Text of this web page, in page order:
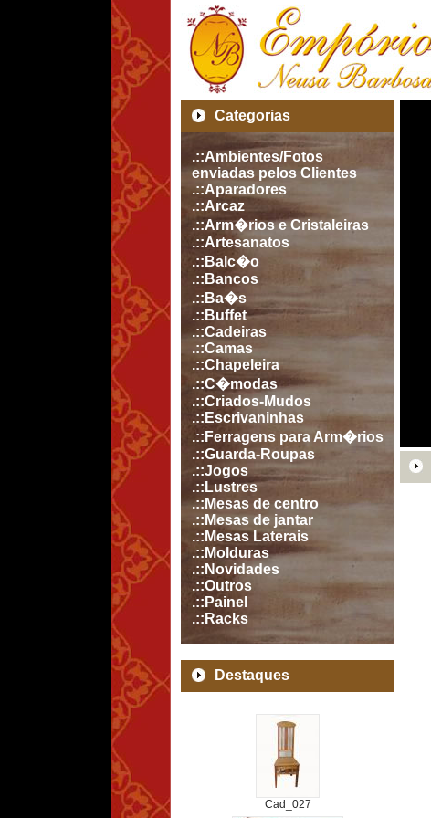
Categorias
.::Ambientes/Fotos
enviadas pelos Clientes
.::Aparadores
.::Arcaz
.::Arm�rios e Cristaleiras
.::Artesanatos
.::Balc�o
.::Bancos
.::Ba�s
.::Buffet
.::Cadeiras
.::Camas
.::Chapeleira
.::C�modas
.::Criados-Mudos
.::Escrivaninhas
.::Ferragens para Arm�rios
.::Guarda-Roupas
.::Jogos
.::Lustres
.::Mesas de centro
.::Mesas de jantar
.::Mesas Laterais
.::Molduras
.::Novidades
.::Outros
.::Painel
.::Racks
Destaques
Cad_027